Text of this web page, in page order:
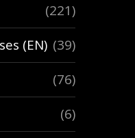
(221)
(EN) (39)
(76)
(6)